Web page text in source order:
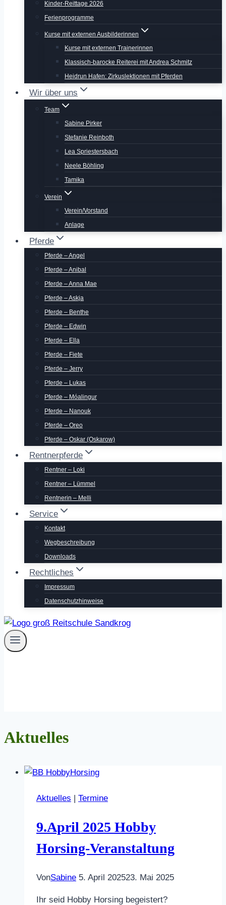
Kinder-Reittage 2026
Ferienprogramme
Kurse mit externen Ausbilderinnen
Kurse mit externen Trainerinnen
Klassisch-barocke Reiterei mit Andrea Schmitz
Heidrun Hafen: Zirkuslektionen mit Pferden
Wir über uns
Team
Sabine Pirker
Stefanie Reinboth
Lea Spriestersbach
Neele Böhling
Tamika
Verein
Verein/Vorstand
Anlage
Pferde
Pferde – Angel
Pferde – Anibal
Pferde – Anna Mae
Pferde – Askja
Pferde – Benthe
Pferde – Edwin
Pferde – Ella
Pferde – Fiete
Pferde – Jerry
Pferde – Lukas
Pferde – Móalingur
Pferde – Nanouk
Pferde – Oreo
Pferde – Oskar (Oskarow)
Rentnerpferde
Rentner – Loki
Rentner – Lümmel
Rentnerin – Melli
Service
Kontakt
Wegbeschreibung
Downloads
Rechtliches
Impressum
Datenschutzhinweise
Aktuelles
Aktuelles | Termine
9.April 2025 Hobby
Horsing-Veranstaltung
VonSabine 5. April 202523. Mai 2025
Ihr seid Hobby Horsing begeistert?